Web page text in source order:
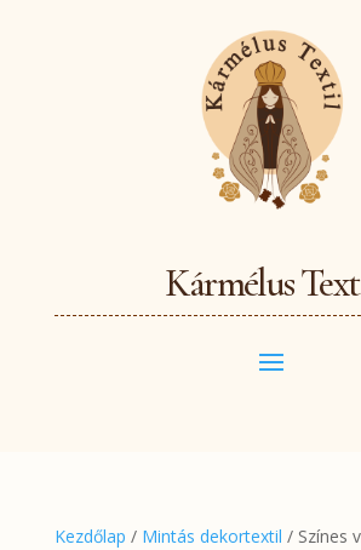
Kármélus
Kezdőlap / Mintás dekortextil / Színes